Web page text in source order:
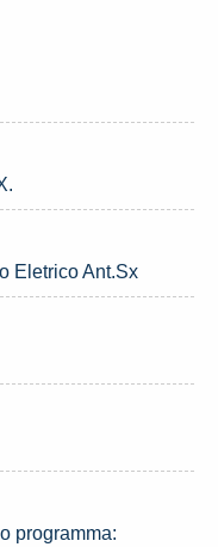
Eletrico Ant.Sx
programma: